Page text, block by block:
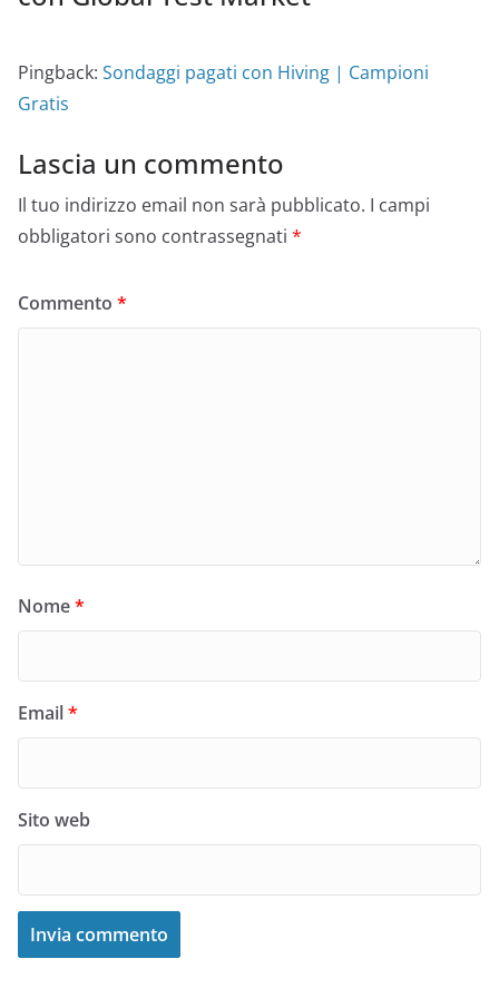
Pingback: Sondaggi pagati con Hiving | Campioni
Gratis
Lascia un commento
Il tuo indirizzo email non sarà pubblicato. I campi
obbligatori sono contrassegnati *
Commento *
Nome*
Email*
Sito web